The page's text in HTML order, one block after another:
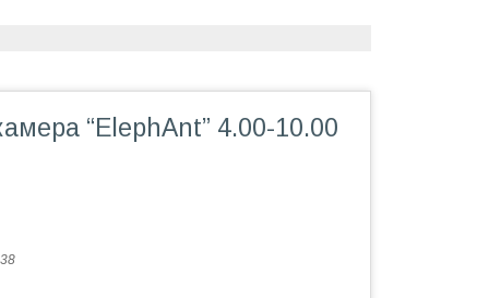
“ElephAnt” 4.00-10.00